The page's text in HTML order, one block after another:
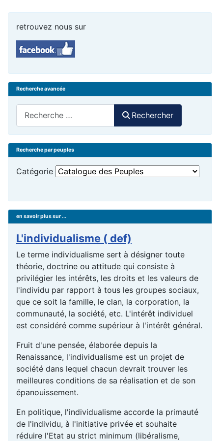
retrouvez nous sur
Recherche avancée
Rechercher
Recherche par peuples
Catégorie
en savoir plus sur ...
L'individualisme ( def)
Le terme individualisme sert à désigner toute
théorie, doctrine ou attitude qui consiste à
privilégier les intérêts, les droits et les valeurs de
l'individu par rapport à tous les groupes sociaux,
que ce soit la famille, le clan, la corporation, la
communauté, la société, etc. L'intérêt individuel
est considéré comme supérieur à l'intérêt général.
Fruit d'une pensée, élaborée depuis la
Renaissance, l'individualisme est un projet de
société dans lequel chacun devrait trouver les
meilleures conditions de sa réalisation et de son
épanouissement.
En politique, l'individualisme accorde la primauté
de l'individu, à l'initiative privée et souhaite
réduire l'Etat au strict minimum (libéralisme,